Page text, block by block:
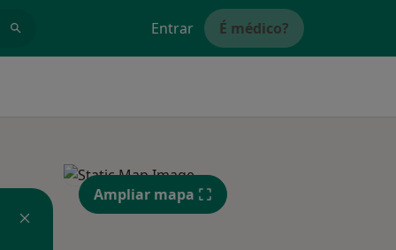
Entrar É médico?
Ampliar mapa